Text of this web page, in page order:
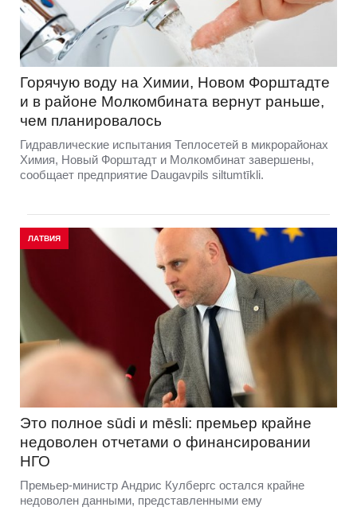
Горячую воду на Химии, Новом Форштадте
и в районе Молкомбината вернут раньше,
чем планировалось
Гидравлические испытания Теплосетей в микрорайонах
Химия, Новый Форштадт и Молкомбинат завершены,
сообщает предприятие Daugavpils siltumtīkli.
ЛАТВИЯ
Это полное sūdi и mēsli: премьер крайне
недоволен отчетами о финансировании
НГО
Премьер-министр Андрис Кулбергс остался крайне
недоволен данными, представленными ему